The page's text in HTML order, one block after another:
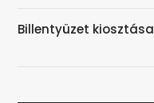
Billentyüzet kiosztása